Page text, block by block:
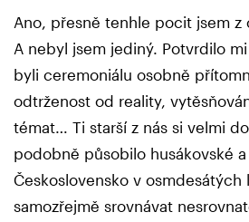
Ano, přesně tenhle pocit jsem z
A nebyl jsem jediný. Potvrdilo
byli ceremoniálu osobně
odtrženost od reality,
témat… Ti starší z nás si velmi
podobně působilo husákovské
Československo v
samozřejmě srovnávat